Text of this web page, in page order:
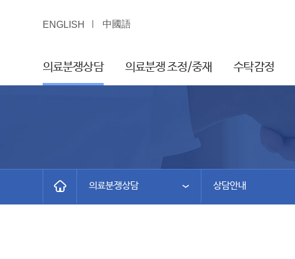
ENGLISH 中國語
의료분쟁상담 의료분쟁 조정/중재 수탁감정
의료분쟁상담 상담안내